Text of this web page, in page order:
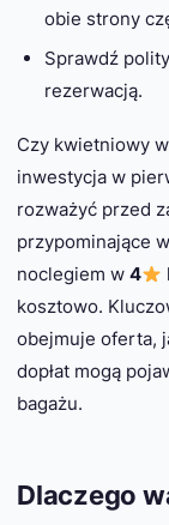
obie strony
Sprawdź
rezerwacją.
Czy kwietniowy
inwestycja w
rozważyć przed
przypominające
noclegiem w 4
kosztowo.
obejmuje oferta,
dopłat mogą
bagażu.
Dlaczego